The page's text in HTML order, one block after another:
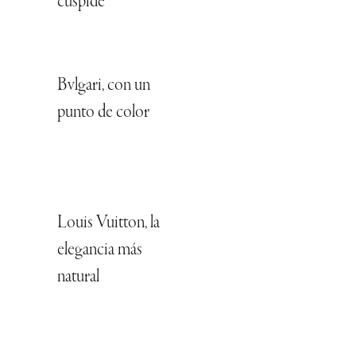
Bvlgari, con un
punto de color
Louis Vuitton, la
elegancia más
natural